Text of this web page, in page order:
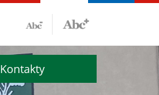
Kontakty